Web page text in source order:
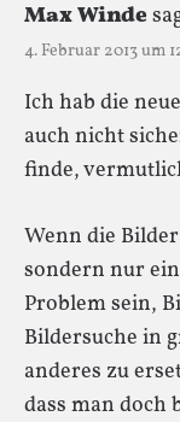
Max Winde
4. Februar 2013 um
Ich hab die
auch nicht
finde,
Wenn die
sondern nur
Problem sein,
Bildersuche in
anderes zu
dass man doch